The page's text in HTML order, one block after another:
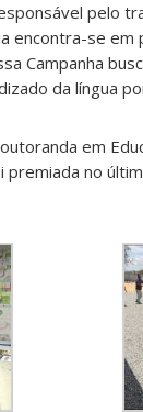
pelo
encontra-se
Campanha
da língua
em
no